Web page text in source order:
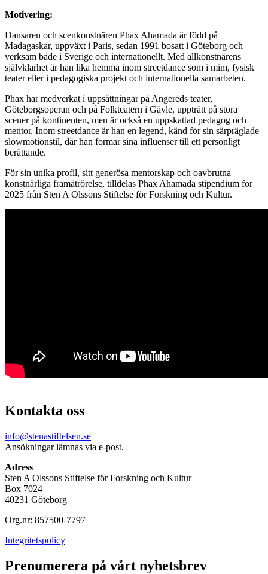
Motivering:
Dansaren och scenkonstnären Phax Ahamada är född på
Madagaskar, uppväxt i Paris, sedan 1991 bosatt i Göteborg och
verksam både i Sverige och internationellt. Med allkonstnärens
självklarhet är han lika hemma inom streetdance som i mim, fysisk
teater eller i pedagogiska projekt och internationella samarbeten.
Phax har medverkat i uppsättningar på Angereds teater,
Göteborgsoperan och på Folkteatern i Gävle, uppträtt på stora
scener på kontinenten, men är också en uppskattad pedagog och
mentor. Inom streetdance är han en legend, känd för sin särpräglade
slowmotionstil, där han formar sina influenser till ett personligt
berättande.
För sin unika profil, sitt generösa mentorskap och oavbrutna
konstnärliga framåtrörelse, tilldelas Phax Ahamada stipendium för
2025 från Sten A Olssons Stiftelse för Forskning och Kultur.
Kontakta oss
info@stenastiftelsen.se
Ansökningar lämnas via e-post.
Adress
Sten A Olssons Stiftelse för Forskning och Kultur
Box 7024
40231 Göteborg
Org.nr: 857500-7797
Integritetspolicy
Prenumerera på vårt nyhetsbrev